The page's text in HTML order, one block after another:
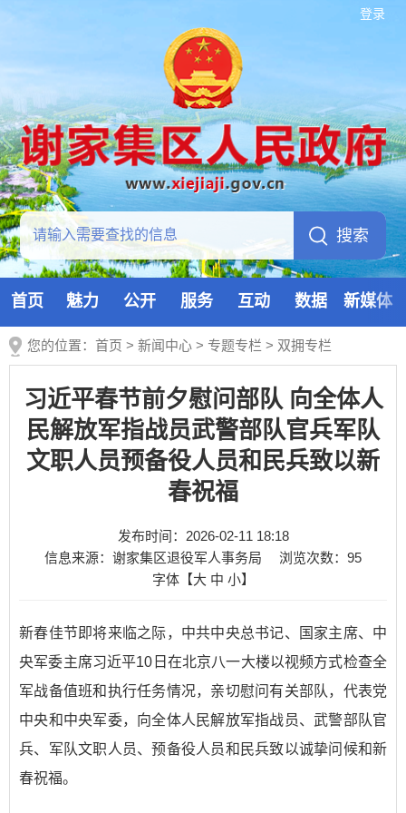
登录
首页 魅力 公开 服务 互动 数据 新媒体
您的位置： 首页 > 新闻中心 > 专题专栏 > 双拥专栏
习近平春节前夕慰问部队 向全体人
民解放军指战员武警部队官兵军队
文职人员预备役人员和民兵致以新
春祝福
发布时间：2026-02-11 18:18
信息来源：谢家集区退役军人事务局
浏览次数： 95
字体【大 中 小】
新春佳节即将来临之际，中共中央总书记、国家主席、中
央军委主席习近平10日在北京八一大楼以视频方式检查全
军战备值班和执行任务情况，亲切慰问有关部队，代表党
中央和中央军委，向全体人民解放军指战员、武警部队官
兵、军队文职人员、预备役人员和民兵致以诚挚问候和新
春祝福。